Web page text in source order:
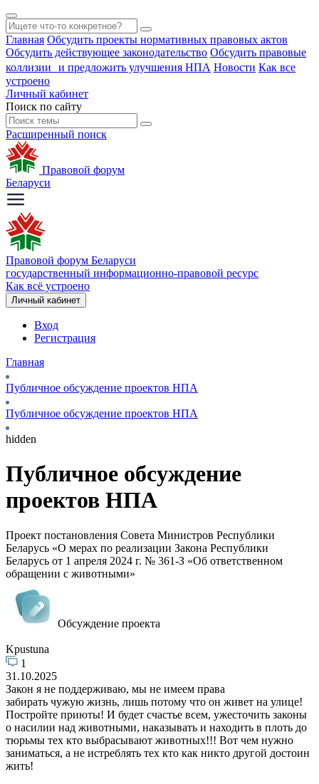
Главная Обсудить проекты нормативных правовых актов
Обсудить действующее законодательство Обсудить правовые
коллизии и предложить улучшения НПА Новости Как все
устроено
Личный кабинет
Поиск по сайту
Расширенный поиск
Правовой форум
Беларуси
Правовой форум Беларуси
государственный информационно-правовой ресурс
Как всё устроено
Личный кабинет
Вход
Регистрация
Главная
Публичное обсуждение проектов НПА
Публичное обсуждение проектов НПА
hidden
Публичное обсуждение
проектов НПА
Проект постановления Совета Министров Республики
Беларусь «О мерах по реализации Закона Республики
Беларусь от 1 апреля 2024 г. № 361-З «Об ответственном
обращении с животными»
Обсуждение проекта
Kpustuna
1
31.10.2025
Закон я не поддерживаю, мы не имеем права
забирать чужую жизнь, лишь потому что он живет на улице!
Постройте приюты! И будет счастье всем, ужесточить законы
о насилии над животными, наказывать и находить в плоть до
тюрьмы тех кто выбрасывают животных!!! Вот чем нужно
заниматься, а не истреблять тех кто как никто другой достоин
жить!